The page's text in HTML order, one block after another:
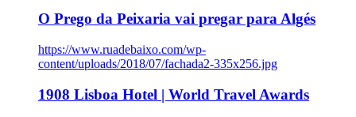
O Prego da Peixaria vai pregar para Algés
https://www.ruadebaixo.com/wp-
content/uploads/2018/07/fachada2-335x256.jpg
1908 Lisboa Hotel | World Travel Awards